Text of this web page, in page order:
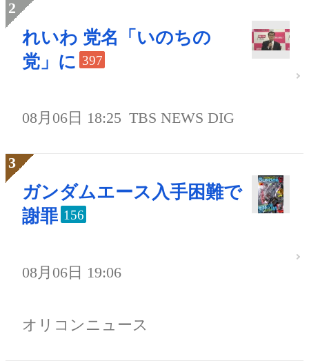
れいわ 党名「いのちの
党」に 397
08月06日 18:25 TBS NEWS DIG
ガンダムエース入手困難で
謝罪 156
08月06日 19:06
オリコンニュース